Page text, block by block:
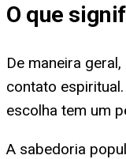
O que
De maneira
contato
escolha tem um
A sabedoria